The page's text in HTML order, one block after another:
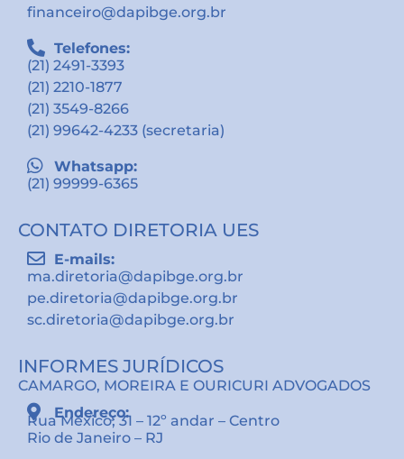
financeiro@dapibge.org.br
Telefones:
(21) 2491-3393
(21) 2210-1877
(21) 3549-8266
(21) 99642-4233 (secretaria)
Whatsapp:
(21) 99999-6365
CONTATO DIRETORIA UES
E-mails:
ma.diretoria@dapibge.org.br
pe.diretoria@dapibge.org.br
sc.diretoria@dapibge.org.br
INFORMES JURÍDICOS
CAMARGO, MOREIRA E OURICURI ADVOGADOS
Endereço:
Rua México, 31 – 12º andar – Centro
Rio de Janeiro – RJ